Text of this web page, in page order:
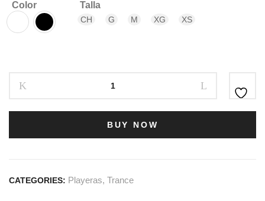
Color Talla
CH G M XG XS
BUY NOW
CATEGORIES: Playeras, Trance